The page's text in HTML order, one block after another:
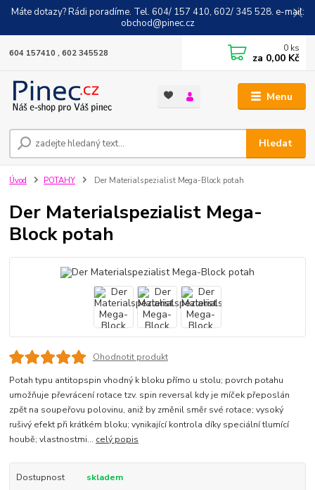
Máte dotazy? Rádi poradíme. Tel. 604/ 157 410, 602/ 345 528. e-mail:
obchod@pinec.cz
Menu
Hledat
604 157410 , 602 345528 0 ks
za 0,00 Kč
Úvod POTAHY Der Materialspezialist Mega-Block potah
Der Materialspezialist Mega-
Block potah
Ohodnotit produkt
Potah typu antitopspin vhodný k bloku přímo u stolu; povrch potahu
umožňuje převrácení rotace tzv. spin reversal kdy je míček přeposlán
zpět na soupeřovu polovinu, aniž by změnil směr své rotace; vysoký
rušivý efekt při krátkém bloku; vynikající kontrola díky speciální tlumící
houbě; vlastnostmi... celý popis
Dostupnost
skladem